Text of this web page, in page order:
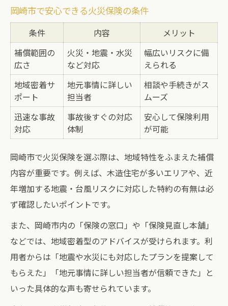
岡崎市で安心できる火災保険の条件
条件 内容
メリット
補償範囲の
広さ
火災・地震・水災
など対応
幅広いリスクに備
えられる
地域密着サ
ポート
地元事情に詳しい
担当者
相談や手続きがス
ムーズ
迅速な事故
対応
事故後すぐの対応
体制
安心して保険利用
が可能
岡崎市で火災保険を選ぶ際は、地域特性をふまえた補償
内容が重要です。例えば、木造住宅が多いエリアや、近
年増加する地震・台風リスクに対応した特約の有無は必
ず確認したいポイントです。
また、岡崎市内の「保険の窓口」や「保険見直し本舗」
などでは、地域密着型のアドバイスが受けられます。利
用者からは「地震や水災にも対応したプランを提案して
もらえた」「地元事情に詳しい担当者が信頼できた」と
いった具体的な声も寄せられています。